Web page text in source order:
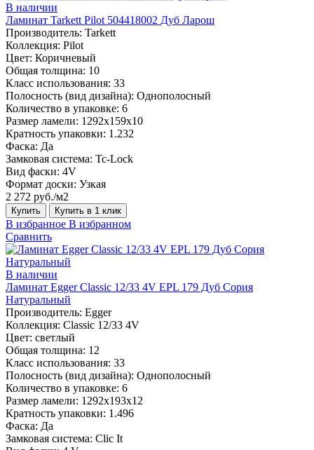
В наличии
Ламинат Tarkett Pilot 504418002 Дуб Ларош
Производитель: Tarkett
Коллекция: Pilot
Цвет: Коричневый
Общая толщина: 10
Класс использования: 33
Полосность (вид дизайна): Однополосный
Количество в упаковке: 6
Размер ламели: 1292x159х10
Кратность упаковки: 1.232
Фаска: Да
Замковая система: Tc-Lock
Вид фаски: 4V
Формат доски: Узкая
2 272 руб./м2
Купить Купить в 1 клик
В избранное В избранном
Сравнить
В наличии
Ламинат Egger Classic 12/33 4V EPL 179 Дуб Сория
Натуральный
Производитель: Egger
Коллекция: Classic 12/33 4V
Цвет: светлый
Общая толщина: 12
Класс использования: 33
Полосность (вид дизайна): Однополосный
Количество в упаковке: 6
Размер ламели: 1292х193х12
Кратность упаковки: 1.496
Фаска: Да
Замковая система: Clic It